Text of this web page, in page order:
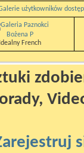
użytkowników
Bożena P
Idealny French